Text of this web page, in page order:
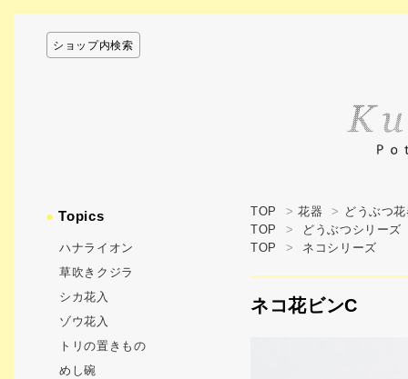
ショップ内検索
TOP > 花器 > どうぶつ
TOP
>
どうぶつシリーズ
TOP
> ネコシリーズ
ネコ花ビンC
●Topics
ハナライオン
草吹きクジラ
シカ花入
ゾウ花入
トリの置きもの
めし碗